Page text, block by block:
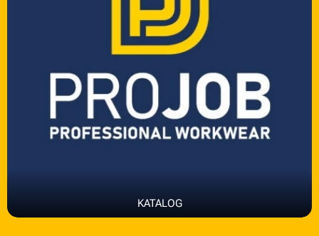
KATALOG